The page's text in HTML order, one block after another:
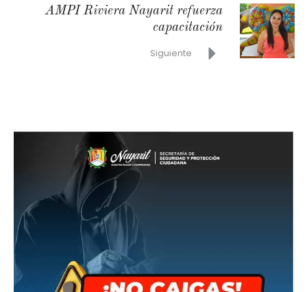
AMPI Riviera Nayarit refuerza
capacitación
Siguiente